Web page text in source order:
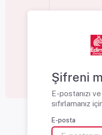
Şifreni
E-postanızı
sıfırlamanız
E-posta